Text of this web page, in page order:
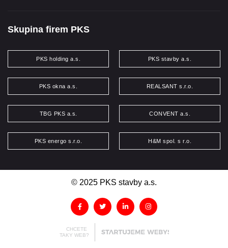
Skupina firem PKS
PKS holding a.s. PKS stavby a.s.
PKS okna a.s. REALSANT s.r.o.
TBG PKS a.s. CONVENT a.s.
PKS energo s.r.o. H&M spol. s r.o.
© 2025 PKS stavby a.s.
CHCETE
TAKY WEB?